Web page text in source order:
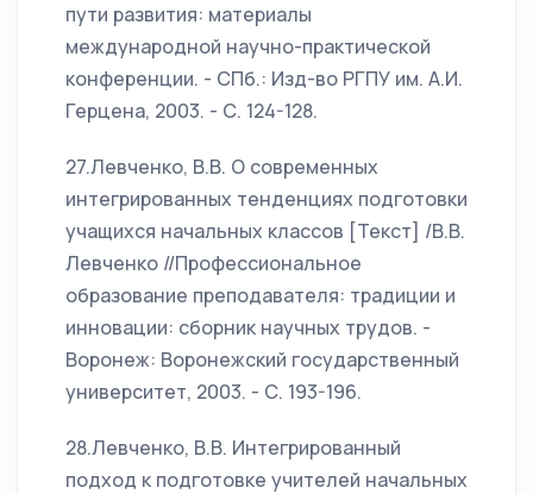
пути развития: материалы
международной научно-практической
конференции. - СПб.: Изд-во РГПУ им. А.И.
Герцена, 2003. - С. 124-128.
27.Левченко, В.В. О современных
интегрированных тенденциях подготовки
учащихся начальных классов [Текст] /В.В.
Левченко //Профессиональное
образование преподавателя: традиции и
инновации: сборник научных трудов. -
Воронеж: Воронежский государственный
университет, 2003. - С. 193-196.
28.Левченко, В.В. Интегрированный
подход к подготовке учителей начальных